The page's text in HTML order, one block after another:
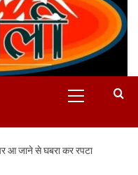
आ जाने से घबरा कर रपटा